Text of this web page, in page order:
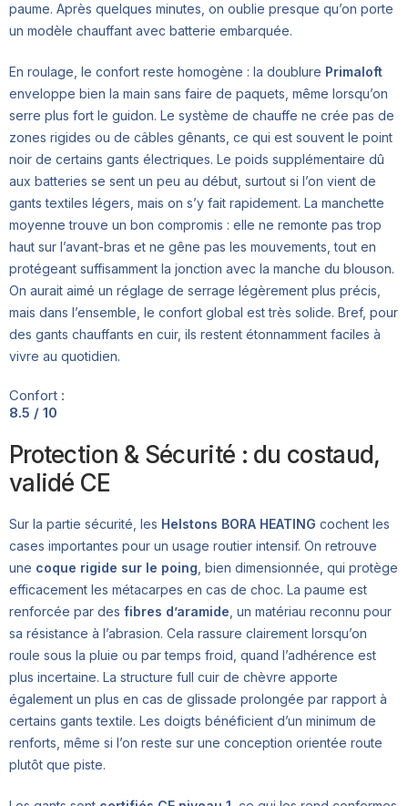
paume. Après quelques minutes, on oublie presque qu’on porte
un modèle chauffant avec batterie embarquée.
En roulage, le confort reste homogène : la doublure Primaloft
enveloppe bien la main sans faire de paquets, même lorsqu’on
serre plus fort le guidon. Le système de chauffe ne crée pas de
zones rigides ou de câbles gênants, ce qui est souvent le point
noir de certains gants électriques. Le poids supplémentaire dû
aux batteries se sent un peu au début, surtout si l’on vient de
gants textiles légers, mais on s’y fait rapidement. La manchette
moyenne trouve un bon compromis : elle ne remonte pas trop
haut sur l’avant-bras et ne gêne pas les mouvements, tout en
protégeant suffisamment la jonction avec la manche du blouson.
On aurait aimé un réglage de serrage légèrement plus précis,
mais dans l’ensemble, le confort global est très solide. Bref, pour
des gants chauffants en cuir, ils restent étonnamment faciles à
vivre au quotidien.
Confort :
8.5 / 10
Protection & Sécurité : du costaud,
validé CE
Sur la partie sécurité, les Helstons BORA HEATING cochent les
cases importantes pour un usage routier intensif. On retrouve
une coque rigide sur le poing , bien dimensionnée, qui protège
efficacement les métacarpes en cas de choc. La paume est
renforcée par des fibres d’aramide , un matériau reconnu pour
sa résistance à l’abrasion. Cela rassure clairement lorsqu’on
roule sous la pluie ou par temps froid, quand l’adhérence est
plus incertaine. La structure full cuir de chèvre apporte
également un plus en cas de glissade prolongée par rapport à
certains gants textile. Les doigts bénéficient d’un minimum de
renforts, même si l’on reste sur une conception orientée route
plutôt que piste.